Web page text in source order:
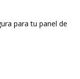
para tu panel de